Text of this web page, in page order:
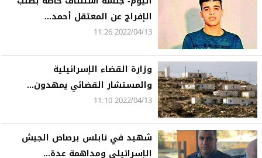
الإفراج عن المعتقل أحمد...
2022/04/13 11:26
وزارة القضاء الإسرائيلية
والمستشار القضائي يمهدون...
2022/04/13 11:10
شهيد في نابلس برصاص الجيش
الإسرائيلي ومداهمة عدة...